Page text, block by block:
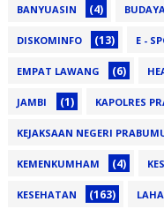
BANYUASIN (4) BUDAYA
DISKOMINFO (13) E -
EMPAT LAWANG (6)
JAMBI (1) KAPOLRES
KEJAKSAAN NEGERI
KEMENKUMHAM (4)
KESEHATAN (163)